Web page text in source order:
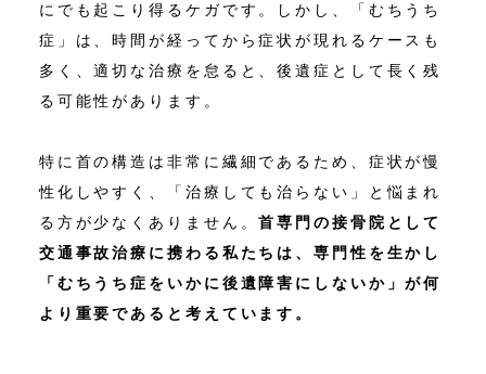
にでも起こり得るケガです。しかし、「むちうち
症」は、時間が経ってから症状が現れるケースも
多く、適切な治療を怠ると、後遺症として長く残
る可能性があります。
特に首の構造は非常に繊細であるため、症状が慢
性化しやすく、「治療しても治らない」と悩まれ
る方が少なくありません。首専門の接骨院として
交通事故治療に携わる私たちは、専門性を生かし
「むちうち症をいかに後遺障害にしないか」が何
より重要であると考えています。